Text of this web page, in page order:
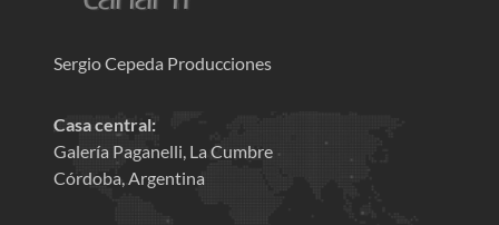
Sergio Cepeda Producciones
Casa central:
Galería Paganelli, La Cumbre
Córdoba, Argentina